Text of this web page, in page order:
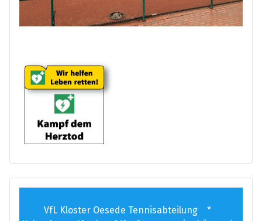
VfL Kloster Oesede Tennisabteilung *